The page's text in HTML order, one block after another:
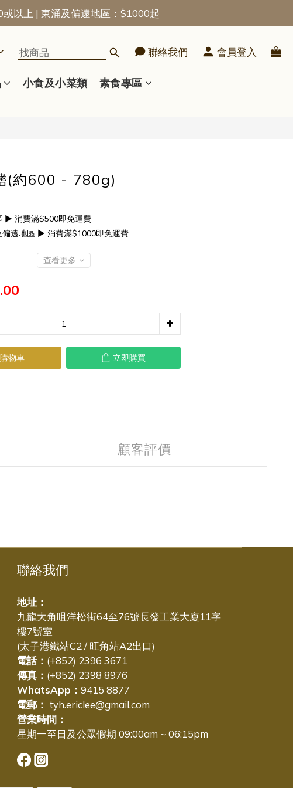
以上 | 東涌及偏遠地區：$1000起
聯絡我們 會員登入
小食及小菜類
素食專區
(約600 - 780g)
▶ 消費滿$500即免運費
偏遠地區 ▶ 消費滿$1000即免運費
查看更多
物車 立即購買
顧客評價
立即購買
聯絡我們
地址：
九龍大角咀洋松街64至76號長發工業大廈11字
樓7號室
(太子港鐵站C2 / 旺角站A2出口)
電話： (+852) 2396 3671
傳真： (+852) 2398 8976
WhatsApp： 9415 8877
電郵： tyh.ericlee@gmail.com
營業時間：
星期一至日及公眾假期 09:00am ~ 06:15pm